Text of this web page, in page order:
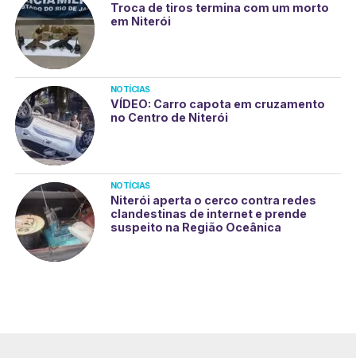
Troca de tiros termina com um morto
em Niterói
NOTÍCIAS
VÍDEO: Carro capota em cruzamento
no Centro de Niterói
NOTÍCIAS
Niterói aperta o cerco contra redes
clandestinas de internet e prende
suspeito na Região Oceânica